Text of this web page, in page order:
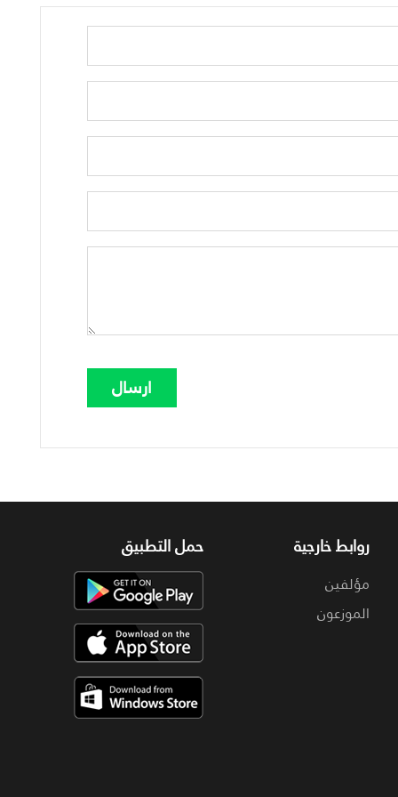
روابط خارجية
مؤلفين
الموزعون
حمل التطبيق